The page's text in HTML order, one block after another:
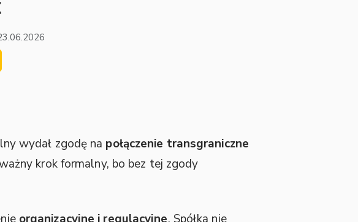
wydał zgodę na połączenie transgraniczne
krok formalny, bo bez tej zgody